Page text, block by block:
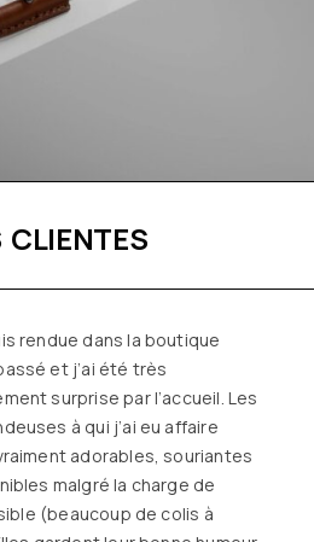
CLIENTES
familiale, à l’écoute et
joie de vivre
Les
sont de qualité, tendances
pour différentes
et ça fait très
que j’y vais (depuis le début
J’adore y faire un tour et